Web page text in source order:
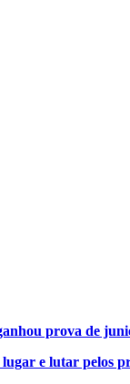
prova de
e lutar pelos